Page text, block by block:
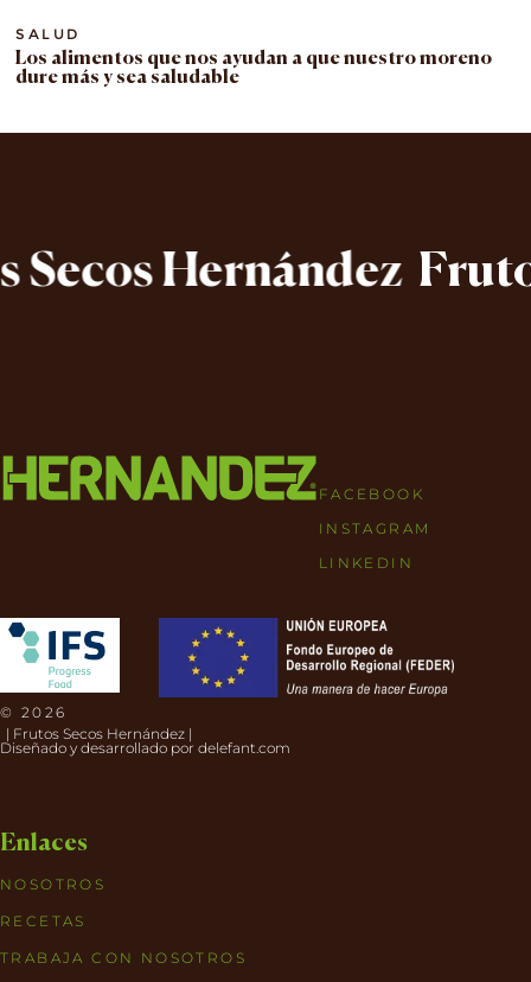
SALUD
Los alimentos que nos ayudan a que nuestro moreno
dure más y sea saludable
Hernández
FACEBOOK
INSTAGRAM
LINKEDIN
© 2026
| Frutos Secos Hernández |
Diseñado y desarrollado por delefant.com
Enlaces
NOSOTROS
RECETAS
TRABAJA CON NOSOTROS